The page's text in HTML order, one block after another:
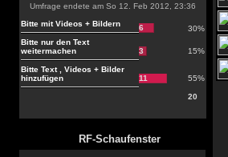
Umfrage endete am So 12. Feb 2012, 23:36
Bitte mit Videos + Bildern
6
30%
Bitte nur den Text
weitermachen
3 15%
Bitte Text , Videos + Bilder
hinzufügen
11 55%
20
RF-Schaufenster